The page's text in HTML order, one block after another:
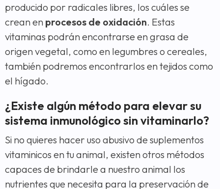
producido por radicales libres, los cuáles se
crean en procesos de oxidación. Estas
vitaminas podrán encontrarse en grasa de
origen vegetal, como en legumbres o cereales,
también podremos encontrarlos en tejidos como
el hígado.
¿Existe algún método para elevar su
sistema inmunológico sin vitaminarlo?
Si no quieres hacer uso abusivo de suplementos
vitaminicos en tu animal, existen otros métodos
capaces de brindarle a nuestro animal los
nutrientes que necesita para la preservación de